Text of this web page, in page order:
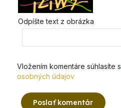
Odpíšte text z obrázka
Vložením komentáre súhlasíte s
osobných údajov
Poslať komentár